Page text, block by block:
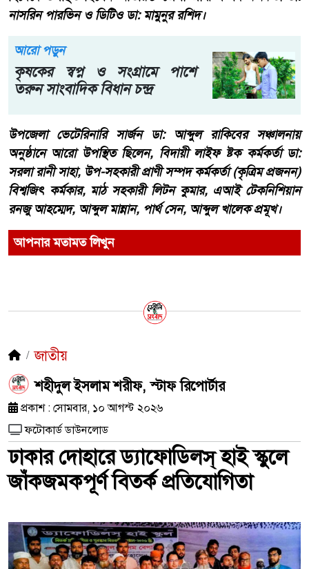
নাসরিন পারভিন ও ডিটিও ডা: মামুনুর রশিদ।
আরো পড়ুন
কৃষকের স্বপ্ন ও সংগ্রামে পাশে
তরুন সাংবাদিক বিধান চন্দ্র
উপজেলা ভেটেরিনারি সার্জন ডা: আব্দুল রাকিবের সঞ্চালনায়
অনুষ্ঠানে আরো উপস্থিত ছিলেন, বিদায়ী লাইফ ষ্টক কর্মকর্তা ডা:
সরলা রানী সাহা, উপ-সহকারী প্রাণী সম্পদ কর্মকর্তা (কৃত্রিম প্রজনন)
বিশ্বজিৎ কর্মকার, মাঠ সহকারী লিটন কুমার, এআই টেকনিশিয়ান
রনজু আহম্মেদ, আব্দুল মান্নান, পার্থ সেন, আব্দুল খালেক প্রমূখ।
আপনার মতামত লিখুন
জাতীয়
শহীদুল ইসলাম শরীফ, স্টাফ রিপোর্টার
প্রকাশ : সোমবার, ১০ আগস্ট ২০২৬
ফটোকার্ড ডাউনলোড
ঢাকার দোহারে ড্যাফোডিলস্ হাই স্কুলে
জাঁকজমকপূর্ণ বিতর্ক প্রতিযোগিতা